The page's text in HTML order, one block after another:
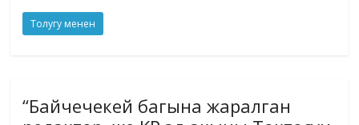
Толугу менен
“Байчечекей багына жаралган